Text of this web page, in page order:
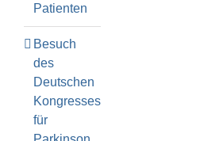
Patienten
Besuch
des
Deutschen
Kongresses
für